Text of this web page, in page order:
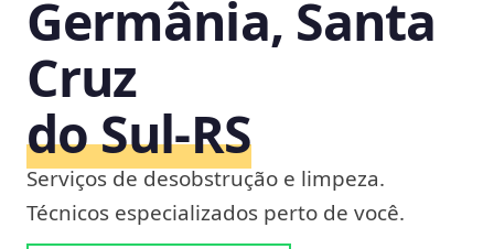
Germânia, Santa
Cruz
do Sul‑RS
Serviços de desobstrução e limpeza.
Técnicos especializados perto de você.